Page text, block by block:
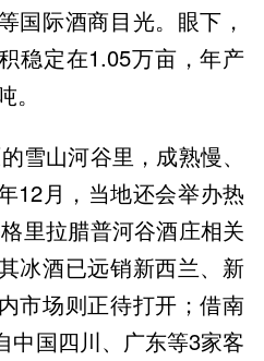
国际酒商目光。眼下，
稳定在1.05万亩，年产
雪山河谷里，成熟慢、
12月，当地还会举办热
里拉腊普河谷酒庄相关
冰酒已远销新西兰、新
市场则正待打开；借南
中国四川、广东等3家客